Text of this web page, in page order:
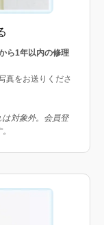
ら1年以内の修理
真をお送りくださ
対象外。会員登